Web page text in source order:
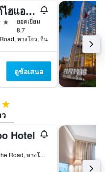
แกรนด์ไฮแอท หางโจว
ยอดเยี่ยม
8.7
หางโจว, จีน
ดูข้อเสนอ
าว
Hotel
No.52 Renhe Road, หางโจว, จีน